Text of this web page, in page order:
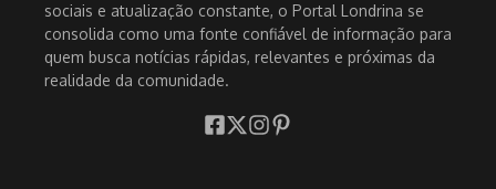
sociais e atualização constante, o Portal Londrina se
consolida como uma fonte confiável de informação para
quem busca notícias rápidas, relevantes e próximas da
realidade da comunidade.